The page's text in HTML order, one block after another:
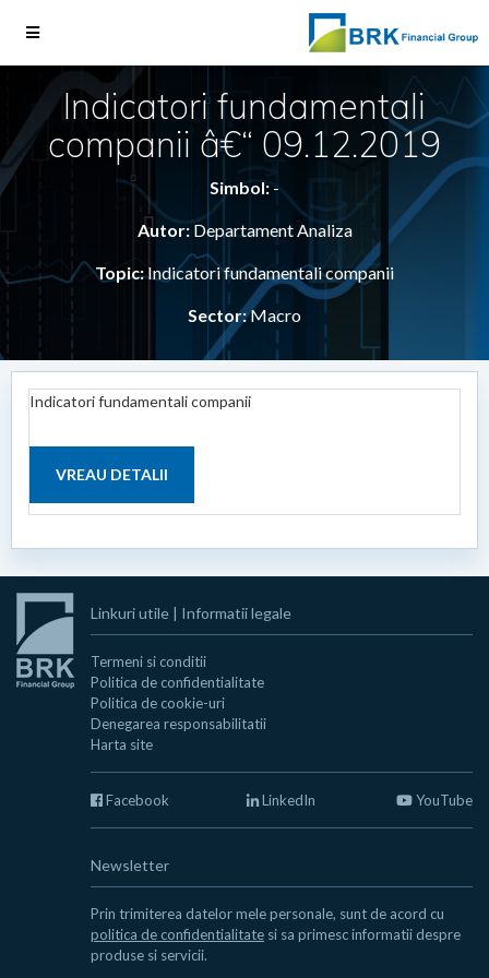
Indicatori fundamentali
companii â€“ 09.12.2019
Simbol: -
Autor:Departament Analiza
Topic:Indicatori fundamentali companii
Sector:Macro
Indicatori fundamentali companii
VREAU DETALII
Linkuri utile | Informatii legale
Termeni si conditii
Politica de confidentialitate
Politica de cookie-uri
Denegarea responsabilitatii
Harta site
Facebook LinkedIn YouTube
Newsletter
Prin trimiterea datelor mele personale, sunt de acord cu
politica de confidentialitate si sa primesc informatii despre
produse si servicii.